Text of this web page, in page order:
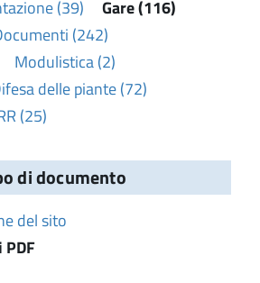
(39)
Gare (116)
(242)
Modulistica (2)
delle piante (72)
(25)
di documento
del sito